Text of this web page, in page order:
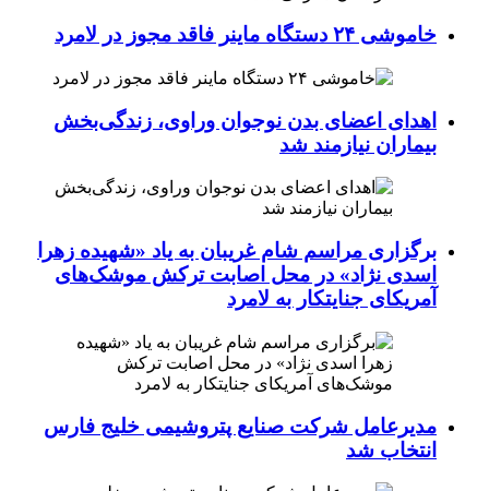
خاموشی ۲۴ دستگاه ماینر فاقد مجوز در لامرد
اهدای اعضای بدن نوجوان وراوی، زندگی‌بخش
بیماران نیازمند شد
برگزاری مراسم شام غریبان به یاد «شهیده زهرا
اسدی نژاد» در محل اصابت ترکش موشک‌های
آمریکای جنایتکار به لامرد
مدیرعامل شرکت صنایع پتروشیمی خلیج فارس
انتخاب شد